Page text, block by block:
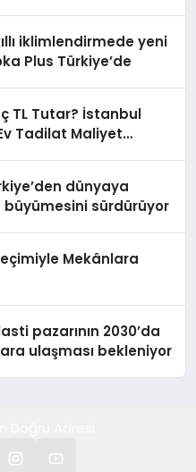
iklimlendirmede yeni
Plus Türkiye’de
TL Tutar? İstanbul
Tadilat Maliyet
dünyaya
büyümesini sürdürüyor
Mekânlara
pazarının 2030’da
ulaşması bekleniyor